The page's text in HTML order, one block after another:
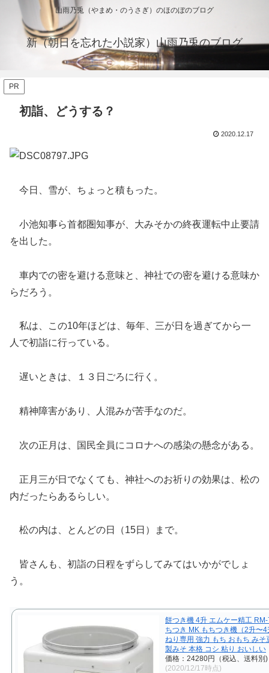
山雨乃兎（やまめ・のうさぎ）のほのぼのブログ
新（朝日を忘れた小説家）山雨乃兎のブログ
PR
初詣、どうする？
2020.12.17
今日、雪が、ちょっと積もった。
小池知事ら首都圏知事が、大みそかの終夜運転中止要請
を出した。
車内での密を避ける意味と、神社での密を避ける意味か
らだろう。
私は、この10年ほどは、毎年、三が日を過ぎてから一
人で初詣に行っている。
遅いときは、１３日ごろに行く。
精神障害があり、人混みが苦手なのだ。
次の正月は、国民全員にコロナへの感染の懸念がある。
正月三が日でなくても、神社へのお祈りの効果は、松の
内だったらあるらしい。
松の内は、とんどの日（15日）まで。
皆さんも、初詣の日程をずらしてみてはいかがでしょ
う。
餅つき機 4升 エムケー精工
ちつき MK もちつき機（2升〜
ねり専用 強力 もち おもち みそ
製みそ 本格 コシ 粘り おいしい
価格：24280円（税込、送料別)
(2020/12/17時点)